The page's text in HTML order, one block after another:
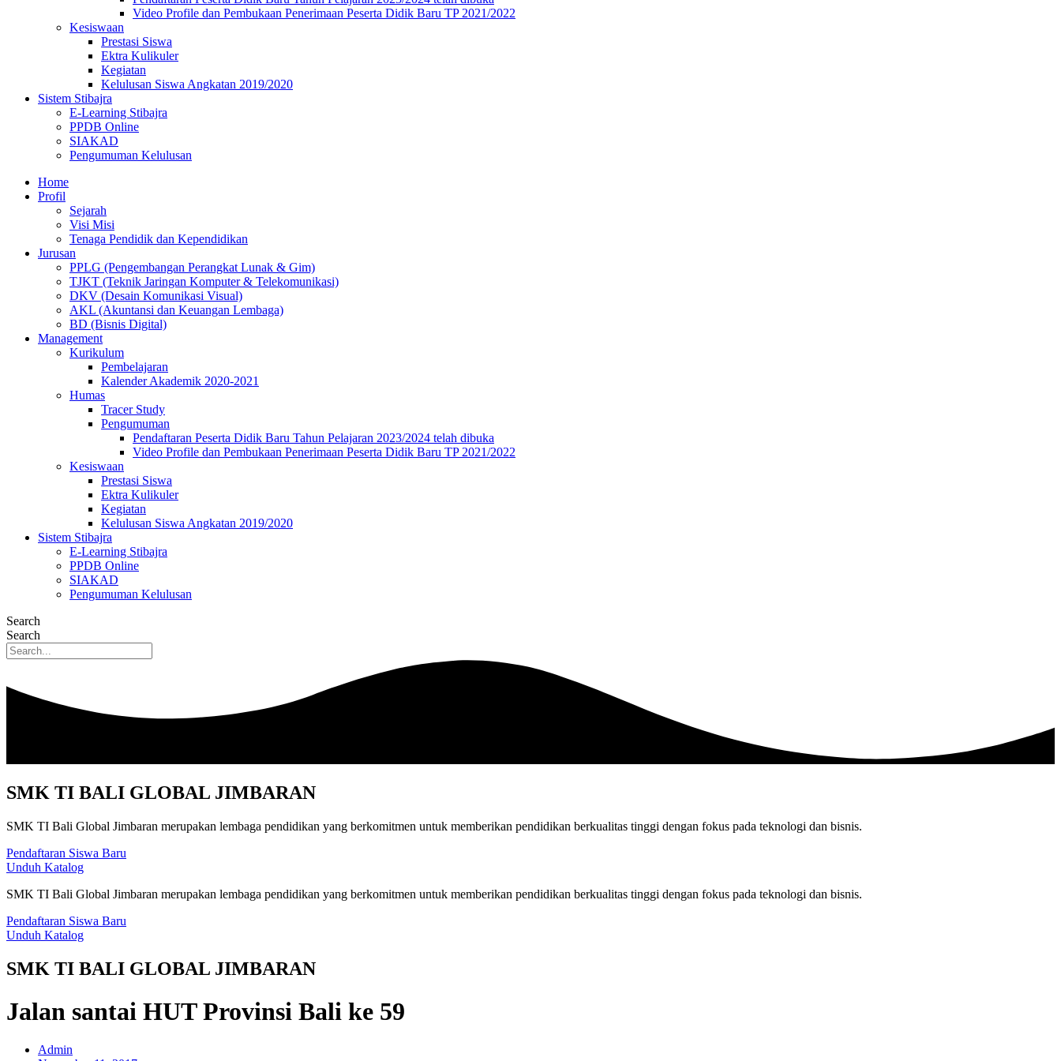
Video Profile dan Pembukaan Penerimaan Peserta Didik Baru TP 2021/2022
Kesiswaan
Prestasi Siswa
Ektra Kulikuler
Kegiatan
Kelulusan Siswa Angkatan 2019/2020
Sistem Stibajra
E-Learning Stibajra
PPDB Online
SIAKAD
Pengumuman Kelulusan
Home
Profil
Sejarah
Visi Misi
Tenaga Pendidik dan Kependidikan
Jurusan
PPLG (Pengembangan Perangkat Lunak & Gim)
TJKT (Teknik Jaringan Komputer & Telekomunikasi)
DKV (Desain Komunikasi Visual)
AKL (Akuntansi dan Keuangan Lembaga)
BD (Bisnis Digital)
Management
Kurikulum
Pembelajaran
Kalender Akademik 2020-2021
Humas
Tracer Study
Pengumuman
Pendaftaran Peserta Didik Baru Tahun Pelajaran 2023/2024 telah dibuka
Video Profile dan Pembukaan Penerimaan Peserta Didik Baru TP 2021/2022
Kesiswaan
Prestasi Siswa
Ektra Kulikuler
Kegiatan
Kelulusan Siswa Angkatan 2019/2020
Sistem Stibajra
E-Learning Stibajra
PPDB Online
SIAKAD
Pengumuman Kelulusan
Search
Search
SMK TI BALI GLOBAL JIMBARAN
SMK TI Bali Global Jimbaran merupakan lembaga pendidikan yang berkomitmen untuk memberikan pendidikan berkualitas tinggi dengan fokus pada teknologi dan bisnis.
Pendaftaran Siswa Baru
Unduh Katalog
SMK TI Bali Global Jimbaran merupakan lembaga pendidikan yang berkomitmen untuk memberikan pendidikan berkualitas tinggi dengan fokus pada teknologi dan bisnis.
Pendaftaran Siswa Baru
Unduh Katalog
SMK TI BALI GLOBAL JIMBARAN
Jalan santai HUT Provinsi Bali ke 59
Admin